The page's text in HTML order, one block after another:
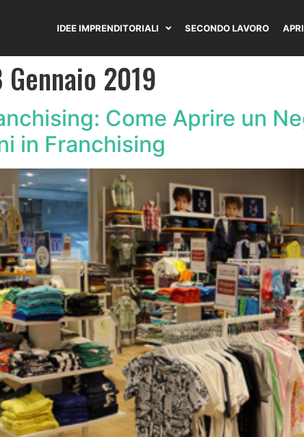
IDEE IMPRENDITORIALI SECONDO LAVORO
Gennaio 2019
Come Aprire un
in Franchising